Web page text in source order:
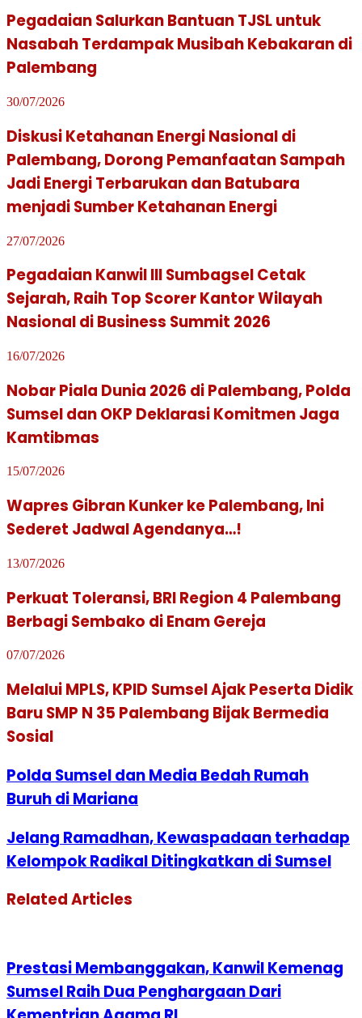
Pegadaian Salurkan Bantuan TJSL untuk
Nasabah Terdampak Musibah Kebakaran di
Palembang
30/07/2026
Diskusi Ketahanan Energi Nasional di
Palembang, Dorong Pemanfaatan Sampah
Jadi Energi Terbarukan dan Batubara
menjadi Sumber Ketahanan Energi
27/07/2026
Pegadaian Kanwil III Sumbagsel Cetak
Sejarah, Raih Top Scorer Kantor Wilayah
Nasional di Business Summit 2026
16/07/2026
Nobar Piala Dunia 2026 di Palembang, Polda
Sumsel dan OKP Deklarasi Komitmen Jaga
Kamtibmas
15/07/2026
Wapres Gibran Kunker ke Palembang, Ini
Sederet Jadwal Agendanya…!
13/07/2026
Perkuat Toleransi, BRI Region 4 Palembang
Berbagi Sembako di Enam Gereja
07/07/2026
Melalui MPLS, KPID Sumsel Ajak Peserta Didik
Baru SMP N 35 Palembang Bijak Bermedia
Sosial
Polda Sumsel dan Media Bedah Rumah
Buruh di Mariana
Jelang Ramadhan, Kewaspadaan terhadap
Kelompok Radikal Ditingkatkan di Sumsel
Related Articles
Prestasi Membanggakan, Kanwil Kemenag
Sumsel Raih Dua Penghargaan Dari